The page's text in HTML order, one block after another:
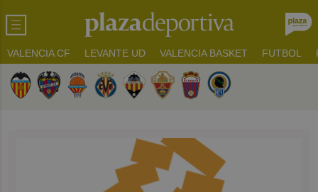
VALENCIA CF LEVANTE UD VALENCIA BASKET FUTBOL